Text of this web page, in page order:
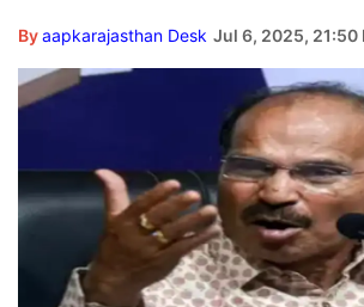
Byaapkarajasthan Desk Jul 6, 2025, 21:50